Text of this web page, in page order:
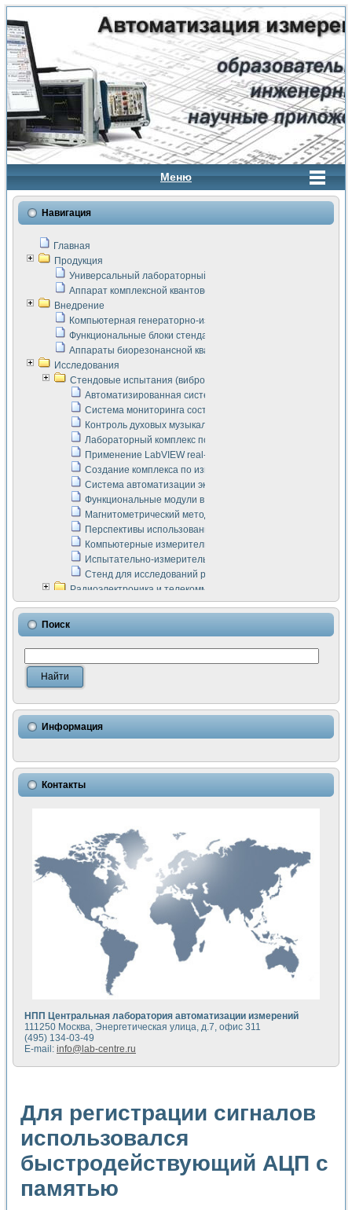
Меню
Навигация
Главная
Продукция
Универсальный лабораторный стенд "Сигнал-USB"
Аппарат комплексной квантовой терапии Интроскан
Внедрение
Компьютерная генераторно-измерительная система
Функциональные блоки стенда "Сигнал-USB"
Аппараты биорезонансной квантовой терапии серии СКАН
Исследования
Стендовые испытания (виброакустика, тензометрия и т.п.)
Автоматизированная система измерения параметров
Система мониторинга состояния тяговых
Контроль духовых музыкальных инструментов
Лабораторный комплекс по исследованию элементной
Применение LabVIEW real-time module для
Создание комплекса по измерению скорости подвижного
Система автоматизации экспериментальных
Функциональные модули в стандарте Nl SCXI для
Магнитометрический метод в дефектоскопии сварных
Перспективы использования машинного зрения в
Компьютерные измерительные системы для
Испытательно-измерительный комплекс аппаратуры для
Стенд для исследований рабочих процессов ДВС в
Радиоэлектроника и телекоммуникации
LabVIEW в расчетах радиолиний систем передачи данных
Аппаратно-программный комплекс для исследования
Виртуальный лабораторный стенд для исследования
Измерение шумовых параметров операционных
Измерительный преобразователь на основе цифровой
Использование NI LabVIEW для математического
Исследовние возможности создания измерителя ВАХ
Математическое моделирование генератора сигналов -
Применение осциллографического модуля с высоким
Симуляция отклика импульсного радиолокационного
Автоматизация формирования уравнений состояния для
Разработка автоматизированного стенда для измерения
Применение среды LabVIEW для построения картины
Портативная система для определения показателей
Использование LabVIEW для управления источником
Устройство для снятия вольт-амперных характеристик
Передовые научные технологии: нано-, фемто-,
Автоматизированная установка по измерению временных
Автоматизированный лабораторный комплекс на базе
Визуализация моделирования и оптимизации тепловой
Виртуальный прибор для исследования функциональных
Исследование возможности создания экономичного
Исследование кинетики движения макрочастиц в
Метод прогнозирования свойств дисперсных продуктов
Недорогая система управления сверхпроводящим
Применение технологий NI в курсе экспериментальной
Расчет переноса аэрозоля и выпадения осадка в
Применение NI VISION для геометрического анализа в
Система температурной стабилизации
Управление движением с помощью программно -
Определение параметров всплывающих газовых
Система управления асинхронным тиристорным
Лазерный профилометр
Поиск
Информация
Контакты
НПП Центральная лаборатория автоматизации измерений
111250 Москва, Энергетическая улица, д.7, офис 311
(495) 134-03-49
E-mail: info@lab-centre.ru
Для регистрации сигналов
использовался
быстродействующий АЦП с
памятью